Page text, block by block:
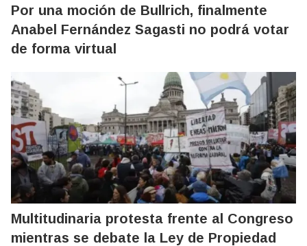
Por una moción de Bullrich, finalmente
Anabel Fernández Sagasti no podrá votar
de forma virtual
Multitudinaria protesta frente al Congreso
mientras se debate la Ley de Propiedad